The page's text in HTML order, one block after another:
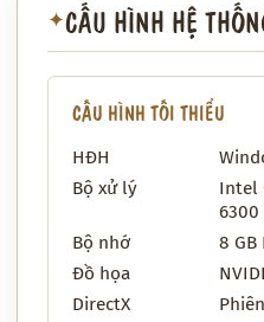
✦CẤU HÌNH HỆ
CẤU HÌNH TỐI THIỂU
HĐH
Bộ xử lý
Intel
6300
Bộ nhớ
8 GB
Đồ họa
DirectX